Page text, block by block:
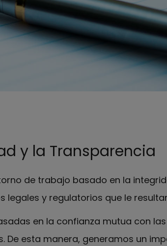
y la Transparencia
de trabajo basado en la
y regulatorios que le
en la confianza mutua con
esta manera, generamos un